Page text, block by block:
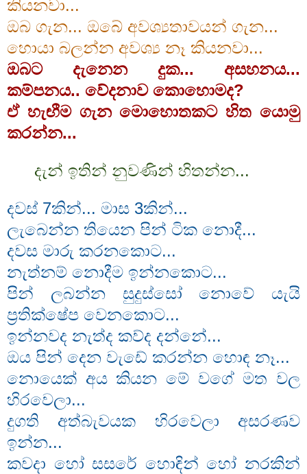
කියනවා...
ඔබ ගැන... ඔබේ අවශ්‍යතාවයන් ගැන...
හොයා බලන්න අවශ්‍ය නෑ කියනවා...
ඔබට දැනෙන දුක... අසහනය...
කම්පනය.. වේදනාව කොහොමද?
ඒ හැඟීම ගැන මොහොතකට හිත යොමු
කරන්න...
දැන් ඉතින් නුවණින් හිතන්න...
දවස් 7කින්... මාස 3කින්...
ලැබෙන්න තියෙන පින් ටික නොදී...
දවස මාරු කරනකොට...
නැත්නම් නොදීම ඉන්නකොට...
පින් ලබන්න සුදුස්සෝ නොවේ යැයි
ප්‍රතික්ෂේප වෙනකොට...
ඉන්නවද නැත්ද කව්ද දන්නේ...
ඔය පින් දෙන වැඩේ කරන්න හොඳ නෑ...
නොයෙක් අය කියන මේ වගේ මත වල
හිරවෙලා...
දුගති අත්බැවයක හිරවෙලා අසරණව
ඉන්න...
කවදා හෝ සසරේ හොඳින් හෝ නරකින්